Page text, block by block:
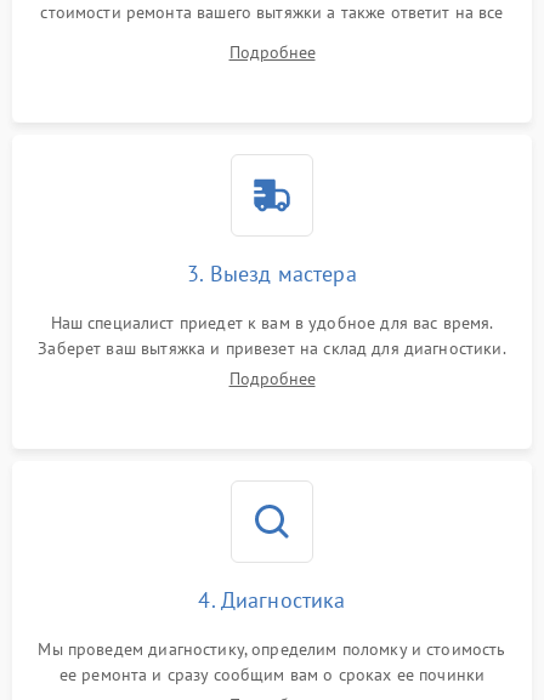
стоимости ремонта вашего вытяжки а также ответит на все
Подробнее
3. Выезд мастера
Наш специалист приедет к вам в удобное для вас время.
Заберет ваш вытяжка и привезет на склад для диагностики.
Подробнее
4. Диагностика
Мы проведем диагностику, определим поломку и стоимость
ее ремонта и сразу сообщим вам о сроках ее починки